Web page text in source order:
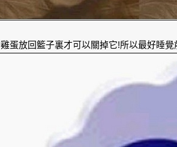
蛋放回籃子裏才可以關掉它!所以最好睡